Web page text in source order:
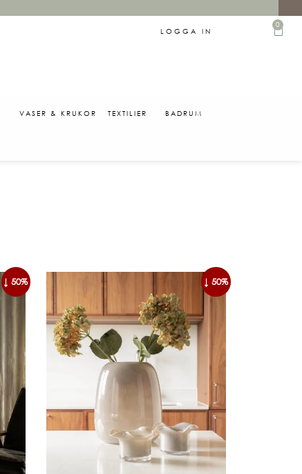
LOGGA IN
0
VASER & KRUKOR TEXTILIER BADRUM
↓ 50% ↓ 50%